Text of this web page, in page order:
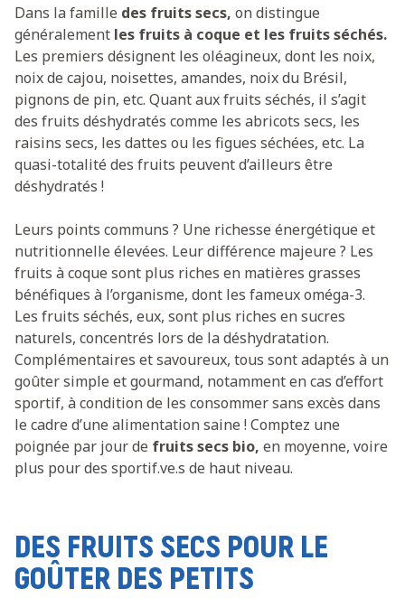
Dans la famille des fruits secs, on distingue
généralement les fruits à coque et les fruits séchés.
Les premiers désignent les oléagineux, dont les noix,
noix de cajou, noisettes, amandes, noix du Brésil,
pignons de pin, etc. Quant aux fruits séchés, il s’agit
des fruits déshydratés comme les abricots secs, les
raisins secs, les dattes ou les figues séchées, etc. La
quasi-totalité des fruits peuvent d’ailleurs être
déshydratés !
Leurs points communs ? Une richesse énergétique et
nutritionnelle élevées. Leur différence majeure ? Les
fruits à coque sont plus riches en matières grasses
bénéfiques à l’organisme, dont les fameux oméga-3.
Les fruits séchés, eux, sont plus riches en sucres
naturels, concentrés lors de la déshydratation.
Complémentaires et savoureux, tous sont adaptés à un
goûter simple et gourmand, notamment en cas d’effort
sportif, à condition de les consommer sans excès dans
le cadre d’une alimentation saine ! Comptez une
poignée par jour de fruits secs bio, en moyenne, voire
plus pour des sportif.ve.s de haut niveau.
DES FRUITS SECS POUR LE
GOÛTER DES PETITS